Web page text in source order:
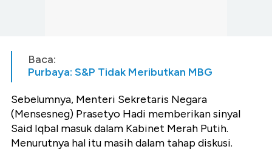
Baca:
Purbaya: S&P Tidak Meributkan MBG
Sebelumnya, Menteri Sekretaris Negara
(Mensesneg) Prasetyo Hadi memberikan sinyal
Said Iqbal masuk dalam Kabinet Merah Putih.
Menurutnya hal itu masih dalam tahap diskusi.